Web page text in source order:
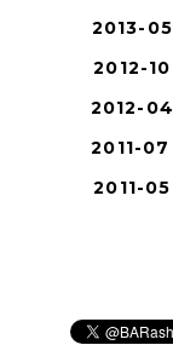
2013-05
2012-10
2012-04
2011-07
2011-05